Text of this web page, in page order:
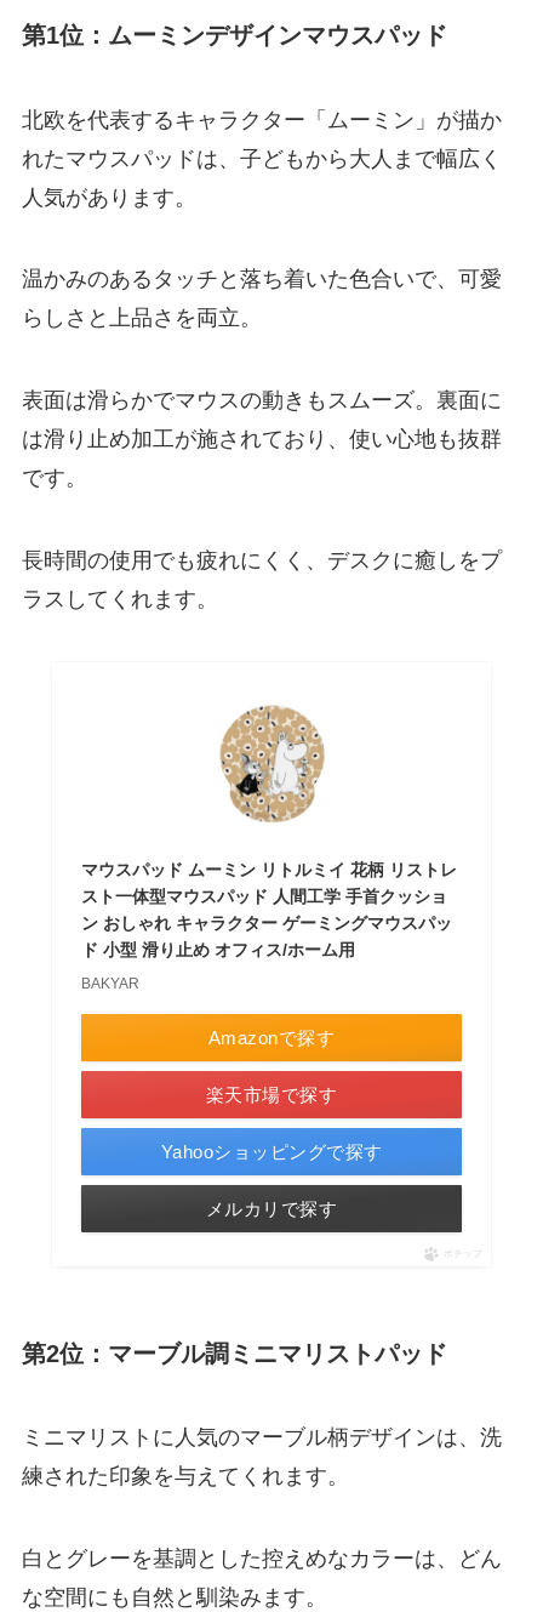
第1位：ムーミンデザインマウスパッド
北欧を代表するキャラクター「ムーミン」が描か
れたマウスパッドは、子どもから大人まで幅広く
人気があります。
温かみのあるタッチと落ち着いた色合いで、可愛
らしさと上品さを両立。
表面は滑らかでマウスの動きもスムーズ。裏面に
は滑り止め加工が施されており、使い心地も抜群
です。
長時間の使用でも疲れにくく、デスクに癒しをプ
ラスしてくれます。
マウスパッド ムーミン リトルミイ 花柄 リストレ
スト一体型マウスパッド 人間工学 手首クッショ
ン おしゃれ キャラクター ゲーミングマウスパッ
ド 小型 滑り止め オフィス/ホーム用
BAKYAR
Amazonで探す
楽天市場で探す
Yahooショッピングで探す
メルカリで探す
ポチップ
第2位：マーブル調ミニマリストパッド
ミニマリストに人気のマーブル柄デザインは、洗
練された印象を与えてくれます。
白とグレーを基調とした控えめなカラーは、どん
な空間にも自然と馴染みます。